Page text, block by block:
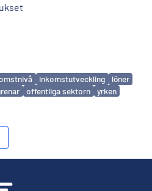
inkomstutveckling
löner
offentliga sektorn yrken